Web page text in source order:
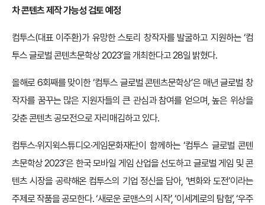
차 콘텐츠 제작 가능성 검토 예정
컴투스(대표 이주환)가 유망한 스토리 창작자를 발굴하고 지원하는 ‘컴
투스 글로벌 콘텐츠문학상 2023’을 개최한다고 28일 밝혔다.
올해로 6회째를 맞이한 ‘컴투스 글로벌 콘텐츠문학상’은 매년 글로벌 창
작자를 꿈꾸는 많은 지원자들의 큰 관심과 참여를 얻으며, 높은 위상을
갖춘 콘텐츠 공모전으로 자리매김하고 있다.
컴투스·위지윅스튜디오·게임문화재단이 함께하는 ‘컴투스 글로벌 콘텐
츠문학상 2023’은 한국 모바일 게임 산업을 선도하고 글로벌 게임 및 콘
텐츠 시장을 공략해온 컴투스의 기업 정신을 담아, ‘변화와 도전’이라는
주제로 작품을 공모한다. ‘새로운 로맨스의 시작’, ‘이세계로의 탐험’, ‘우주